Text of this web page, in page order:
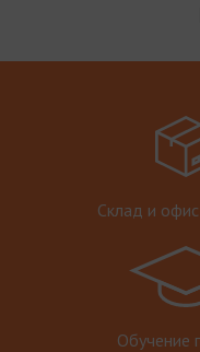
Склад и
Обучение